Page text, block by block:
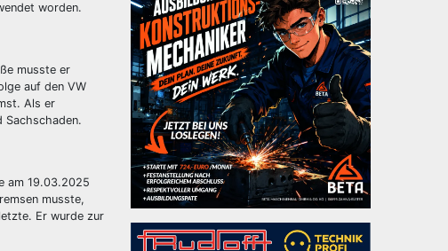
worden.
musste er
auf den VW
Als er
Sachschaden.
am 19.03.2025
musste,
Er wurde zur